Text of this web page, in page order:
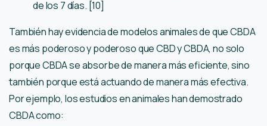
de los 7 días. [10]
También hay evidencia de modelos animales de que CBDA
es más poderoso y poderoso que CBD y CBDA, no solo
porque CBDA se absorbe de manera más eficiente, sino
también porque está actuando de manera más efectiva.
Por ejemplo, los estudios en animales han demostrado
CBDA como: